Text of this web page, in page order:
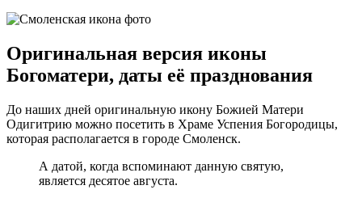
Оригинальная версия иконы
Богоматери, даты её празднования
До наших дней оригинальную икону Божией Матери
Одигитрию можно посетить в Храме Успения Богородицы,
которая располагается в городе Смоленск.
А датой, когда вспоминают данную святую,
является десятое августа.